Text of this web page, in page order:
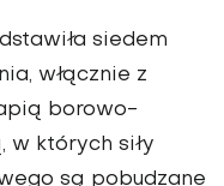
siedem
włącznie z
borowo-
w których siły
są pobudzane